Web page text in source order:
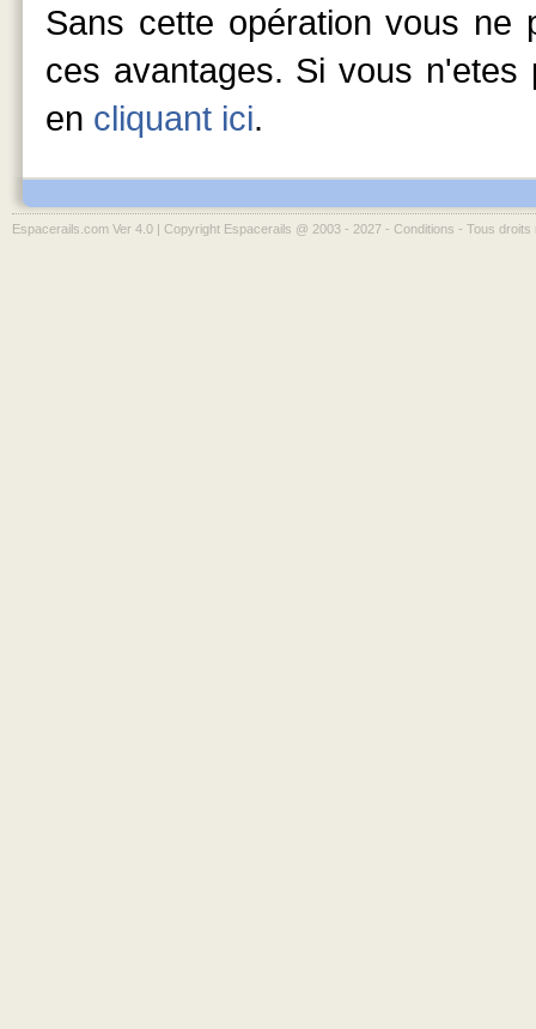
Sans cette opération vous ne
ces avantages. Si vous
en cliquant ici.
Espacerails.com Ver 4.0 | Copyright Espacerails @ 2003 - 2027 - Conditions - Tous droits